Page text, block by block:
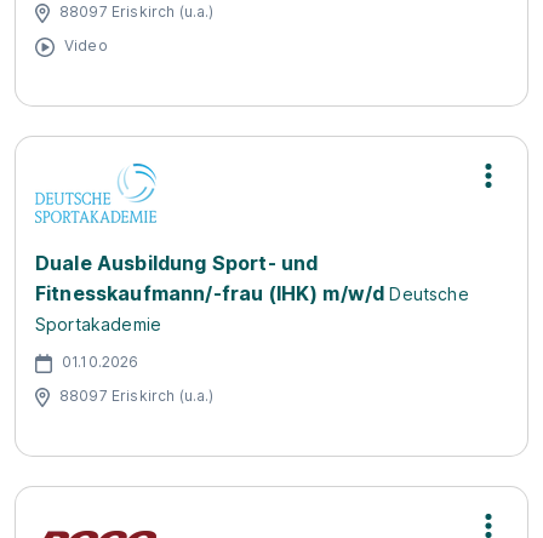
88097 Eriskirch (u.a.)
Video
Duale Ausbildung Sport- und
Fitnesskaufmann/-frau (IHK) m/w/d Deutsche
Sportakademie
01.10.2026
88097 Eriskirch (u.a.)